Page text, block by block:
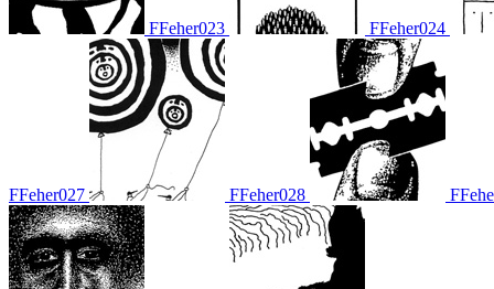
FFeher023 FFeher024
FFeher027 FFeher028